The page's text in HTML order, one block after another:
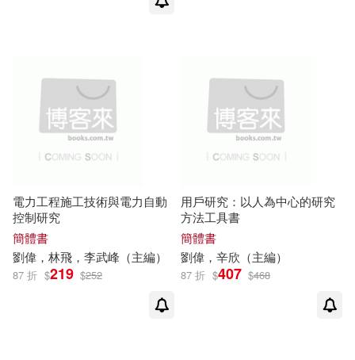
劉偉豪，劉偉傑，馬利霞(1)
劉偉豪，劉遂俊，劉偉傑，馬利霞
劉偉軍（編）(1)
上海文化出版社(1)
上海書店出版社(1)
上海科技教育出版社(1)
中國人民公安大學出版社(1)
電力工程施工技術與電力自動
控制研究
簡體書
劉偉 ，林飛，李武峰（主編）
87 折 $219 $252
用戶研究：以人為中心的研究
方法工具書
簡體書
劉偉 ，辛欣（主編）
87 折 $407 $468